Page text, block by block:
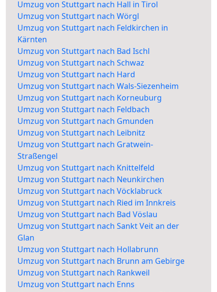
Umzug von Stuttgart nach Hall in Tirol
Umzug von Stuttgart nach Wörgl
Umzug von Stuttgart nach Feldkirchen in
Kärnten
Umzug von Stuttgart nach Bad Ischl
Umzug von Stuttgart nach Schwaz
Umzug von Stuttgart nach Hard
Umzug von Stuttgart nach Wals-Siezenheim
Umzug von Stuttgart nach Korneuburg
Umzug von Stuttgart nach Feldbach
Umzug von Stuttgart nach Gmunden
Umzug von Stuttgart nach Leibnitz
Umzug von Stuttgart nach Gratwein-
Straßengel
Umzug von Stuttgart nach Knittelfeld
Umzug von Stuttgart nach Neunkirchen
Umzug von Stuttgart nach Vöcklabruck
Umzug von Stuttgart nach Ried im Innkreis
Umzug von Stuttgart nach Bad Vöslau
Umzug von Stuttgart nach Sankt Veit an der
Glan
Umzug von Stuttgart nach Hollabrunn
Umzug von Stuttgart nach Brunn am Gebirge
Umzug von Stuttgart nach Rankweil
Umzug von Stuttgart nach Enns